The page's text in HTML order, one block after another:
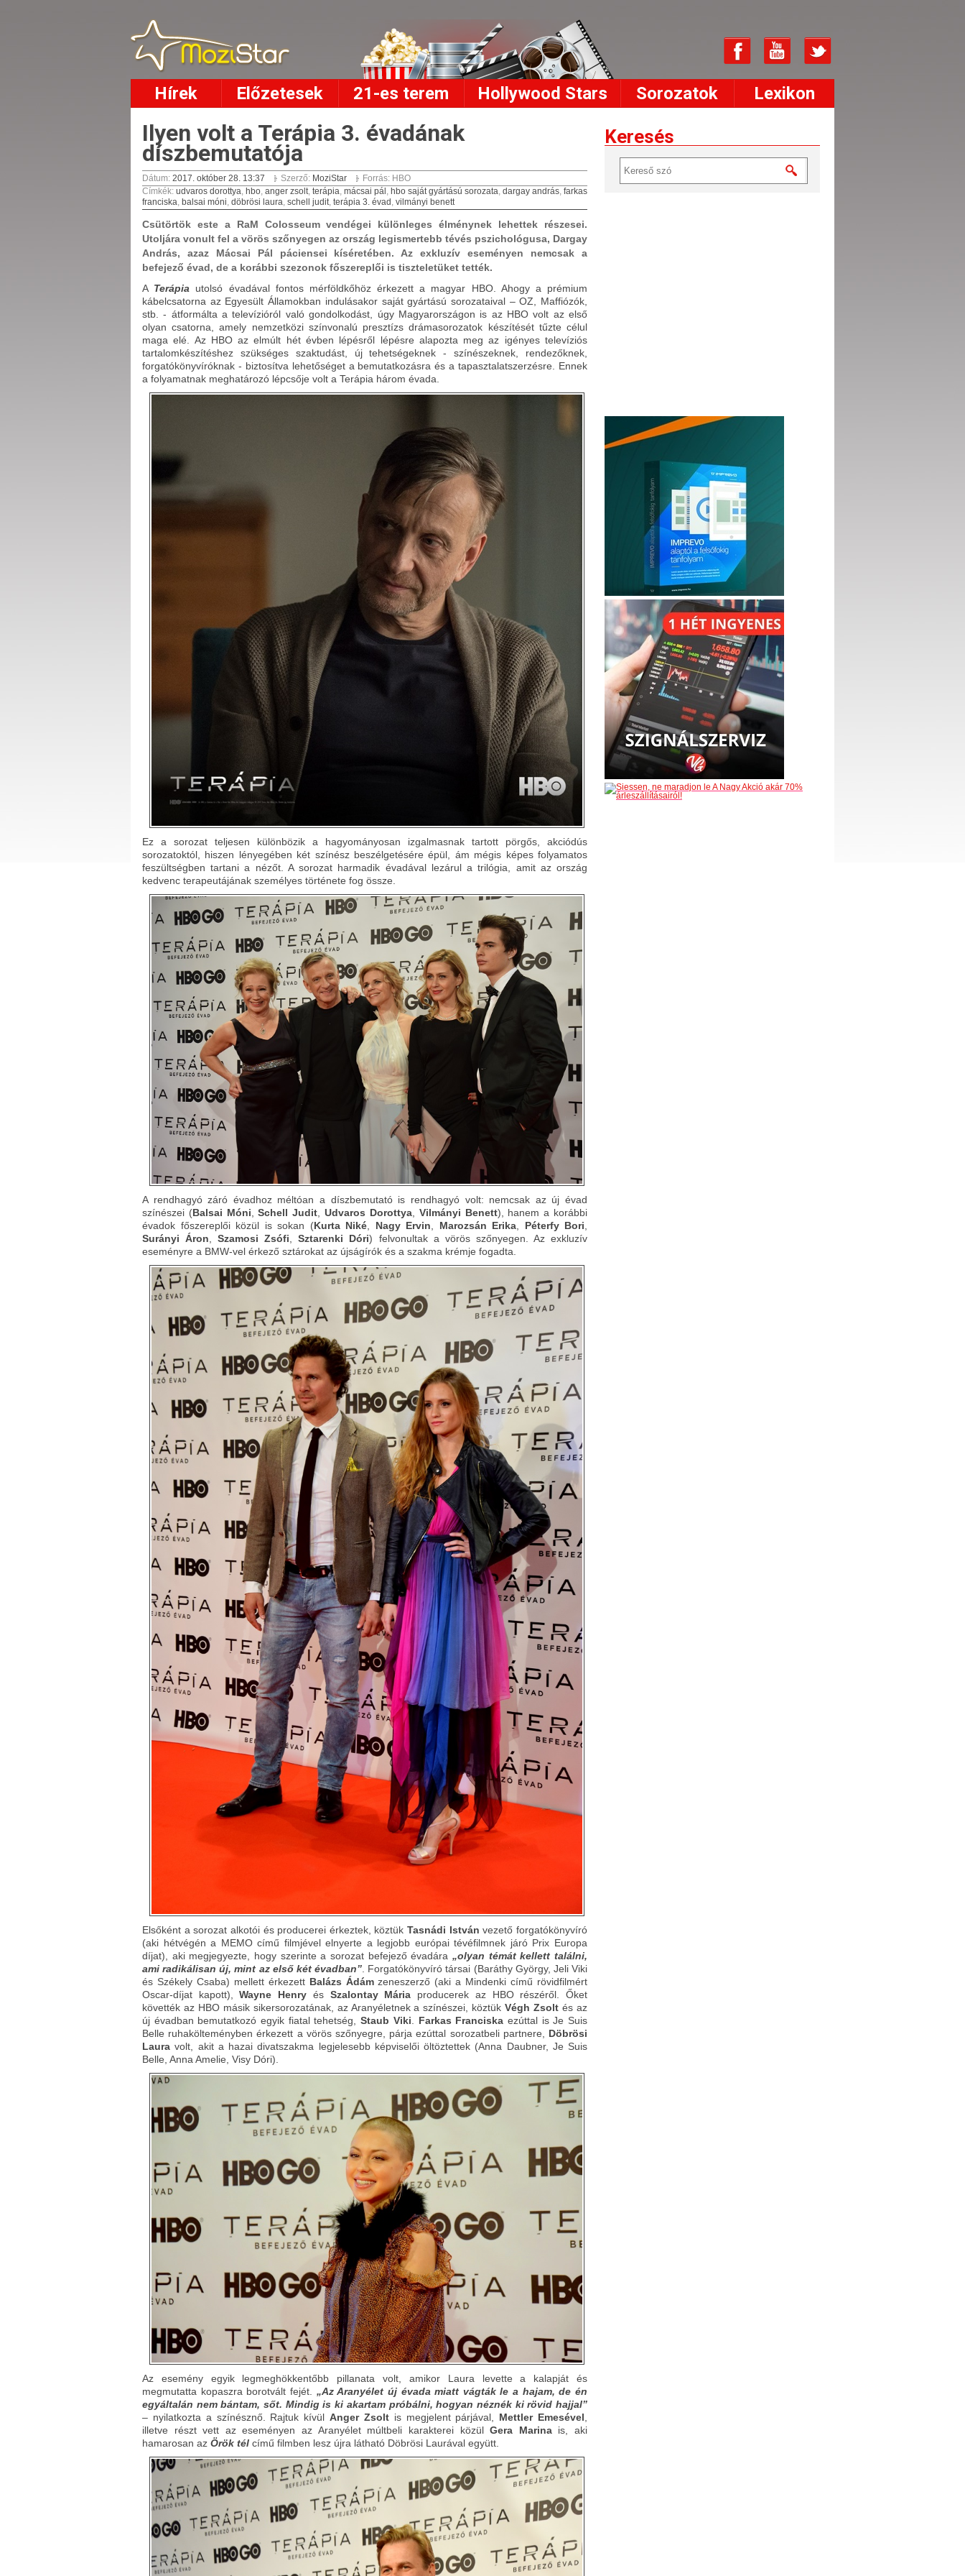
Hírek Előzetesek 21-es terem Hollywood Stars Sorozatok Lexikon
Ilyen volt a Terápia 3. évadának
díszbemutatója
Dátum: 2017. október 28. 13:37 Szerző: MoziStar
Forrás: HBO
Címkék: udvaros dorottya, hbo, anger zsolt, terápia, mácsai pál , hbo saját gyártású sorozata, dargay andrás, farkas
franciska, balsai móni, döbrösi laura, schell judit, terápia 3. évad , vilmányi benett
Csütörtök este a RaM Colosseum vendégei különleges élménynek lehettek részesei.
Utoljára vonult fel a vörös szőnyegen az ország legismertebb tévés pszichológusa, Dargay
András, azaz Mácsai Pál páciensei kíséretében. Az exkluzív eseményen nemcsak a
befejező évad, de a korábbi szezonok főszereplői is tiszteletüket tették.
A Terápia utolsó évadával fontos mérföldkőhöz érkezett a magyar HBO. Ahogy a prémium
kábelcsatorna az Egyesült Államokban indulásakor saját gyártású sorozataival – OZ, Maffiózók,
stb. - átformálta a televízióról való gondolkodást, úgy Magyarországon is az HBO volt az első
olyan csatorna, amely nemzetközi színvonalú presztízs drámasorozatok készítését tűzte célul
maga elé. Az HBO az elmúlt hét évben lépésről lépésre alapozta meg az igényes televíziós
tartalomkészítéshez szükséges szaktudást, új tehetségeknek - színészeknek, rendezőknek,
forgatókönyvíróknak - biztosítva lehetőséget a bemutatkozásra és a tapasztalatszerzésre. Ennek
a folyamatnak meghatározó lépcsője volt a Terápia három évada.
Ez a sorozat teljesen különbözik a hagyományosan izgalmasnak tartott pörgős, akciódús
sorozatoktól, hiszen lényegében két színész beszélgetésére épül, ám mégis képes folyamatos
feszültségben tartani a nézőt. A sorozat harmadik évadával lezárul a trilógia, amit az ország
kedvenc terapeutájának személyes története fog össze.
A rendhagyó záró évadhoz méltóan a díszbemutató is rendhagyó volt: nemcsak az új évad
színészei (Balsai Móni ,Schell Judit ,Udvaros Dorottya, Vilmányi Benett), hanem a korábbi
évadok főszereplői közül is sokan (Kurta Niké Nagy Ervin Marozsán Erika Péterfy Bori
Surányi Áron ,Szamosi Zsófi ,Sztarenki Dóri) felvonultak a vörös szőnyegen. Az exkluzív
eseményre a BMW-vel érkező sztárokat az újságírók és a szakma krémje fogadta.
Elsőként a sorozat alkotói és producerei érkeztek, köztükTasnádi István vezető forgatókönyvíró
(aki hétvégén a MEMO című filmjével elnyerte a legjobb európai tévéfilmnek járó Prix Europa
díjat), aki megjegyezte, hogy szerinte a sorozat befejező évadára „olyan témát kellett találni,
ami radikálisan új, mint az első két évadban” . Forgatókönyvíró társai (Baráthy György, Jeli Viki
és Székely Csaba) mellett érkezett Balázs Ádámzeneszerző (aki a Mindenki című rövidfilmért
Oscar-díjat kapott),Wayne Henry és Szalontay Mária producerek az HBO részéről. Őket
követték az HBO másik sikersorozatának, az Aranyéletnek a színészei, köztükVégh Zsolt és az
új évadban bemutatkozó egyik fiatal tehetség,Staub Viki Farkas Franciska ezúttal is Je Suis
Belle ruhakölteményben érkezett a vörös szőnyegre, párja ezúttal sorozatbeli partnere, Döbrösi
Laura volt, akit a hazai divatszakma legjelesebb képviselői öltöztettek (Anna Daubner, Je Suis
Belle, Anna Amelie, Visy Dóri).
Az esemény egyik legmeghökkentőbb pillanata volt, amikor Laura levette a kalapját és
megmutatta kopaszra borotvált fejét. „Az Aranyélet új évada miatt vágták le a hajam, de én
egyáltalán nem bántam, sőt. Mindig is ki akartam próbálni, hogyan néznék ki rövid hajjal”
– nyilatkozta a színésznő. Rajtuk kívül Anger Zsoltis megjelent párjával, Mettler Emesével
illetve részt vett az eseményen az Aranyélet múltbeli karakterei közülGera Marinais, aki
hamarosan az Örök tél című filmben lesz újra látható Döbrösi Laurával együtt.
Keresés